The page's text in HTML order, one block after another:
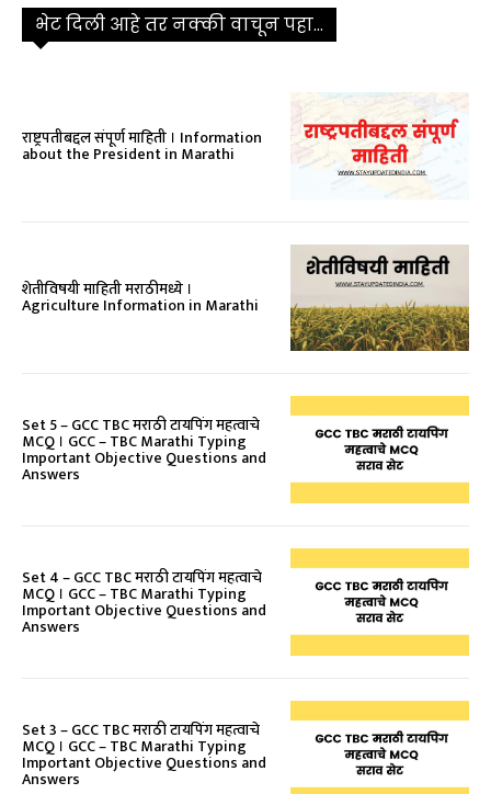
भेट दिली आहे तर नक्की वाचून पहा...
राष्ट्रपतीबद्दल संपूर्ण माहिती । Information
about the President in Marathi
शेतीविषयी माहिती मराठीमध्ये ।
Agriculture Information in Marathi
Set 5 – GCC TBC मराठी टायपिंग महत्वाचे
MCQ । GCC – TBC Marathi Typing
Important Objective Questions and
Answers
Set 4 – GCC TBC मराठी टायपिंग महत्वाचे
MCQ । GCC – TBC Marathi Typing
Important Objective Questions and
Answers
Set 3 – GCC TBC मराठी टायपिंग महत्वाचे
MCQ । GCC – TBC Marathi Typing
Important Objective Questions and
Answers